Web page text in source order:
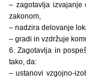
– zagotavlja
zakonom,
– nadzira delovanje
– gradi in vzdržuje
6. Zagotavlja in
tako, da:
– ustanovi vzgojno-